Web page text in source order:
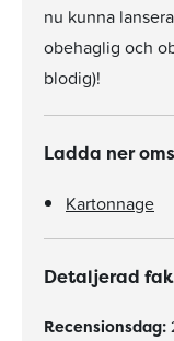
nu kunna
obehaglig och
blodig)!
Ladda ner
Kartonnage
Detaljerad
Recensionsdag: